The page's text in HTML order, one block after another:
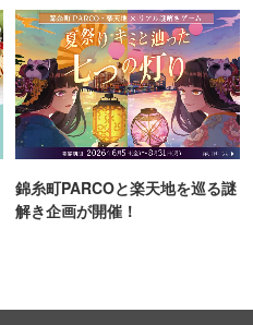
錦糸町PARCOと楽天地を巡る謎
解き企画が開催！